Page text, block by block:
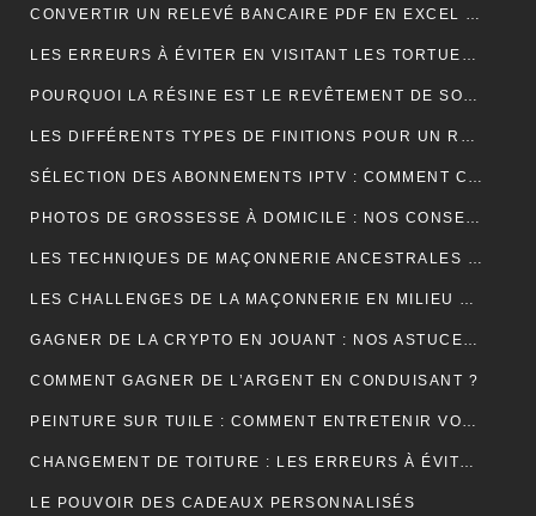
CONVERTIR UN RELEVÉ BANCAIRE PDF EN EXCEL : UNE ÉTAPE CLÉ POUR MIEUX GÉRER SES FINANCES
LES ERREURS À ÉVITER EN VISITANT LES TORTUES D’AKUMAL
POURQUOI LA RÉSINE EST LE REVÊTEMENT DE SOL IDÉAL EN USINE ?
LES DIFFÉRENTS TYPES DE FINITIONS POUR UN RAVALEMENT DE FAÇADE RÉUSSI
SÉLECTION DES ABONNEMENTS IPTV : COMMENT CHOISIR L’OFFRE QUI VOUS CORRESPOND ?
PHOTOS DE GROSSESSE À DOMICILE : NOS CONSEILS POUR UNE SÉANCE INTIMISTE RÉUSSIE !
LES TECHNIQUES DE MAÇONNERIE ANCESTRALES REVISITÉES
LES CHALLENGES DE LA MAÇONNERIE EN MILIEU URBAIN
GAGNER DE LA CRYPTO EN JOUANT : NOS ASTUCES ET PIÈGES À ÉVITER !
COMMENT GAGNER DE L’ARGENT EN CONDUISANT ?
PEINTURE SUR TUILE : COMMENT ENTRETENIR VOTRE TOITURE APRÈS L’APPLICATION ?
CHANGEMENT DE TOITURE : LES ERREURS À ÉVITER
LE POUVOIR DES CADEAUX PERSONNALISÉS